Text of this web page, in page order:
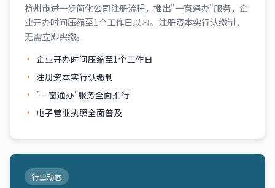
杭州市进一步简化公司注册流程，推出"一窗通办"服务，企
业开办时间压缩至1个工作日以内。注册资本实行认缴制，
无需立即实缴。
企业开办时间压缩至1个工作日
注册资本实行认缴制
"一窗通办"服务全面推行
电子营业执照全面普及
行业动态